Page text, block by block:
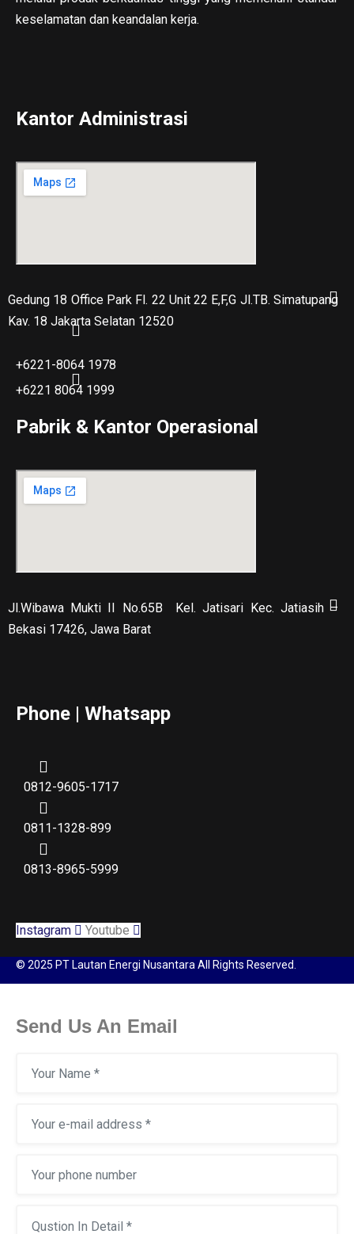
keselamatan dan keandalan kerja.
Kantor Administrasi
Gedung 18 Office Park Fl. 22 Unit 22 E,F,G Jl.TB. Simatupang
Kav. 18 Jakarta Selatan 12520
+6221-8064 1978
+6221 8064 1999
Pabrik & Kantor Operasional
Jl.Wibawa Mukti II No.65B
Kel. Jatisari Kec. Jatiasih –
Bekasi 17426, Jawa Barat
Phone | Whatsapp
0812-9605-1717
0811-1328-899
0813-8965-5999
Instagram Youtube
© 2025 PT Lautan Energi Nusantara All Rights Reserved.
Send Us An Email